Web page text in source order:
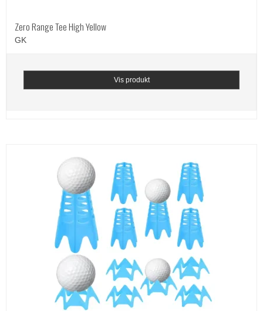
Zero Range Tee High Yellow
GK
Vis produkt